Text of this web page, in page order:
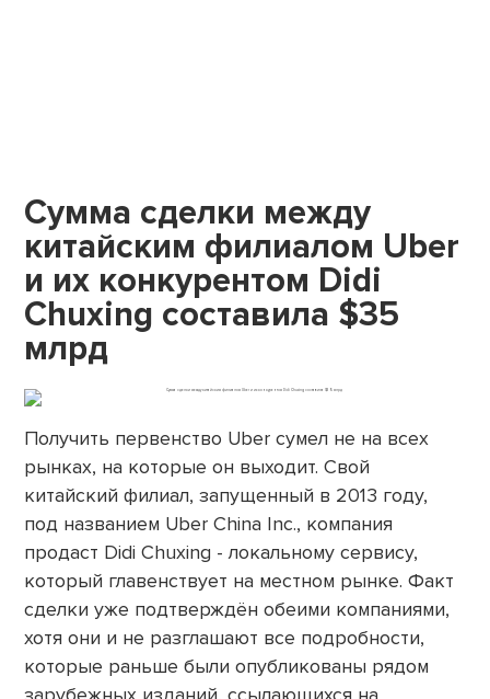
Сумма сделки между
китайским филиалом Uber
и их конкурентом Didi
Chuxing составила $35
млрд
Получить первенство Uber сумел не на всех
рынках, на которые он выходит. Свой
китайский филиал, запущенный в 2013 году,
под названием Uber China Inc., компания
продаст Didi Chuxing - локальному сервису,
который главенствует на местном рынке. Факт
сделки уже подтверждён обеими компаниями,
хотя они и не разглашают все подробности,
которые раньше были опубликованы рядом